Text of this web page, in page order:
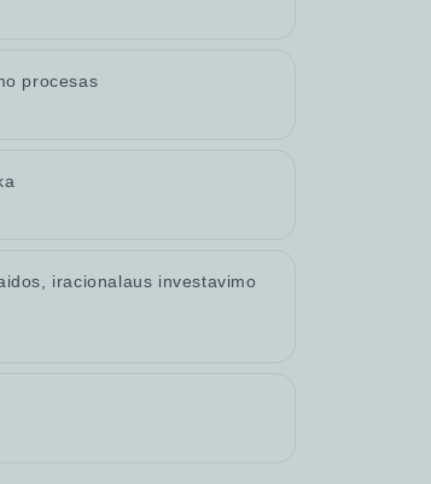
procesas
iracionalaus investavimo